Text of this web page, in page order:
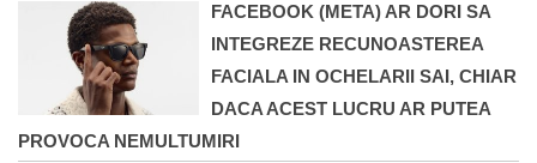
FACEBOOK (META) AR DORI SA
INTEGREZE RECUNOASTEREA
FACIALA IN OCHELARII SAI, CHIAR
DACA ACEST LUCRU AR PUTEA
PROVOCA NEMULTUMIRI